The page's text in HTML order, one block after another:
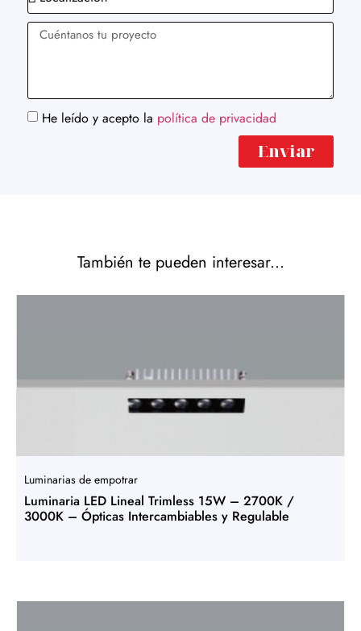
He leído y acepto la política de privacidad
Enviar
También te pueden interesar...
Luminarias de empotrar
Luminaria LED Lineal Trimless 15W – 2700K /
3000K – Ópticas Intercambiables y Regulable